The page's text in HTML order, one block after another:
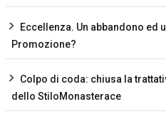
Eccellenza. Un abbandono ed
Promozione?
Colpo di coda: chiusa la
dello StiloMonasterace